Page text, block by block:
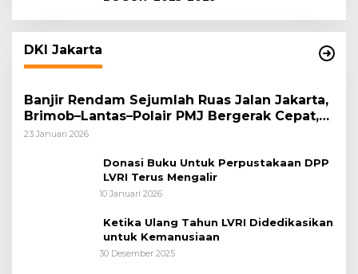
DKI Jakarta
Banjir Rendam Sejumlah Ruas Jalan Jakarta,
Brimob–Lantas–Polair PMJ Bergerak Cepat,
Polri Siagakan 128.247 Personel Secara
23 Januari 2026
Donasi Buku Untuk Perpustakaan DPP
LVRI Terus Mengalir
10 Januari 2026
Ketika Ulang Tahun LVRI Didedikasikan
untuk Kemanusiaan
30 Desember 2025